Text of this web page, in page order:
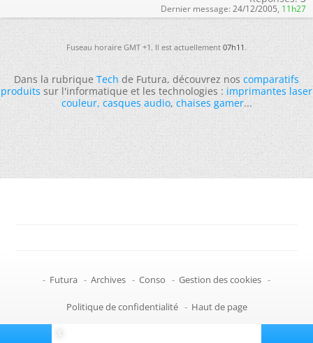
Dernier message: 24/12/2005, 11h27
Fuseau horaire GMT +1. Il est actuellement07h11.
Dans la rubriqueTechde Futura, découvrez noscomparatifs
produitssur l'informatique et les technologies :imprimantes laser
couleur,casques audio,chaises gamer...
- Futura - Archives - Conso - Gestion des cookies -
Politique de confidentialité - Haut de page